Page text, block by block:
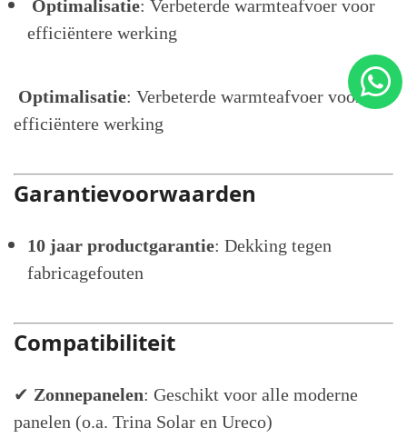
Optimalisatie: Verbeterde warmteafvoer voor
efficiëntere werking
Optimalisatie: Verbeterde warmteafvoer voor
efficiëntere werking
Garantievoorwaarden
10 jaar productgarantie: Dekking tegen
fabricagefouten
Compatibiliteit
✔ Zonnepanelen: Geschikt voor alle moderne
panelen (o.a. Trina Solar en Ureco)